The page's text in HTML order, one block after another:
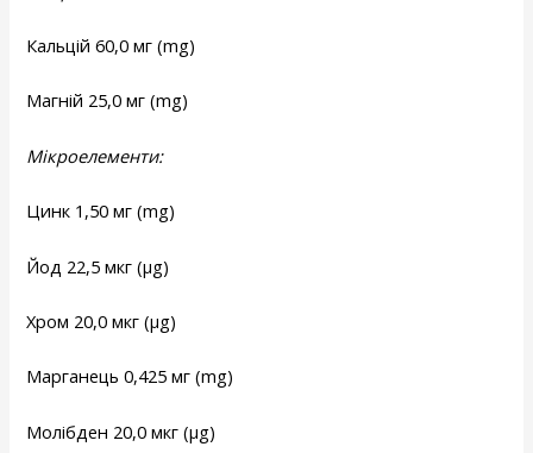
Кальцій 60,0 мг (mg)
Магній 25,0 мг (mg)
Мікроелементи:
Цинк 1,50 мг (mg)
Йод 22,5 мкг (µg)
Хром 20,0 мкг (µg)
Марганець 0,425 мг (mg)
Молібден 20,0 мкг (µg)